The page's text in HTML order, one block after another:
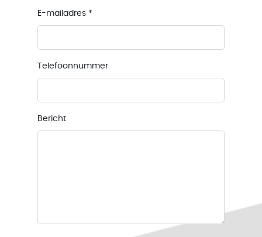
E-mailadres *
Telefoonnummer
Bericht